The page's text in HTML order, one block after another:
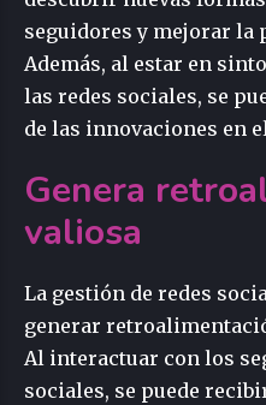
seguidores y mejorar la
Además, al estar en
las redes sociales, se
de las innovaciones en
Genera
valiosa
La gestión de redes
generar
Al interactuar con los
sociales, se puede